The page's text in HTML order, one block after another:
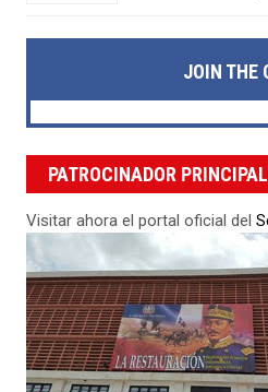
JOIN THE
PATROCINADOR PRINCIPAL
Visitar ahora el portal oficial del